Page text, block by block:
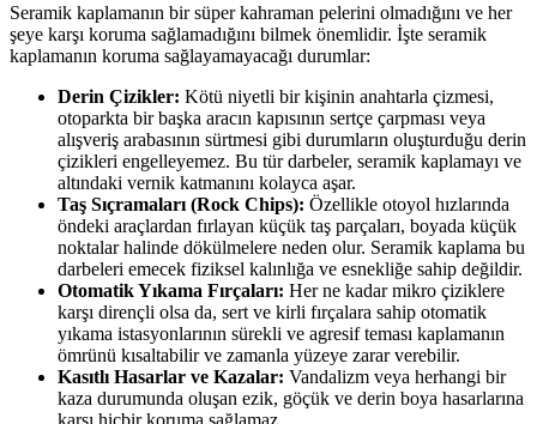
Seramik kaplamanın bir süper kahraman pelerini olmadığını ve her
şeye karşı koruma sağlamadığını bilmek önemlidir. İşte seramik
kaplamanın koruma sağlayamayacağı durumlar:
Derin Çizikler: Kötü niyetli bir kişinin anahtarla çizmesi,
otoparkta bir başka aracın kapısının sertçe çarpması veya
alışveriş arabasının sürtmesi gibi durumların oluşturduğu derin
çizikleri engelleyemez. Bu tür darbeler, seramik kaplamayı ve
altındaki vernik katmanını kolayca aşar.
Taş Sıçramaları (Rock Chips): Özellikle otoyol hızlarında
öndeki araçlardan fırlayan küçük taş parçaları, boyada küçük
noktalar halinde dökülmelere neden olur. Seramik kaplama bu
darbeleri emecek fiziksel kalınlığa ve esnekliğe sahip değildir.
Otomatik Yıkama Fırçaları: Her ne kadar mikro çiziklere
karşı dirençli olsa da, sert ve kirli fırçalara sahip otomatik
yıkama istasyonlarının sürekli ve agresif teması kaplamanın
ömrünü kısaltabilir ve zamanla yüzeye zarar verebilir.
Kasıtlı Hasarlar ve Kazalar: Vandalizm veya herhangi bir
kaza durumunda oluşan ezik, göçük ve derin boya hasarlarına